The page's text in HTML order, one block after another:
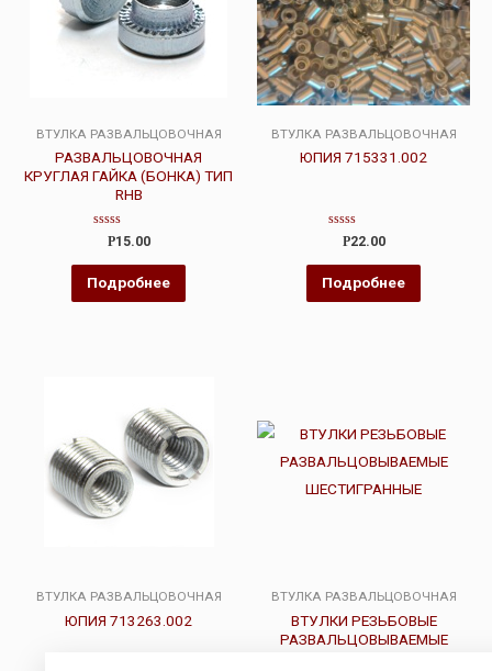
ВТУЛКА РАЗВАЛЬЦОВОЧНАЯ
РАЗВАЛЬЦОВОЧНАЯ
КРУГЛАЯ ГАЙКА (БОНКА) ТИП
RHB
Оценка
из
5
Р15.00
Подробнее
ВТУЛКА РАЗВАЛЬЦОВОЧНАЯ
ЮПИЯ 715331.002
Оценка
из
5
Р22.00
Подробнее
ВТУЛКА РАЗВАЛЬЦОВОЧНАЯ
ЮПИЯ 713263.002
ВТУЛКА РАЗВАЛЬЦОВОЧНАЯ
ВТУЛКИ РЕЗЬБОВЫЕ
РАЗВАЛЬЦОВЫВАЕМЫЕ